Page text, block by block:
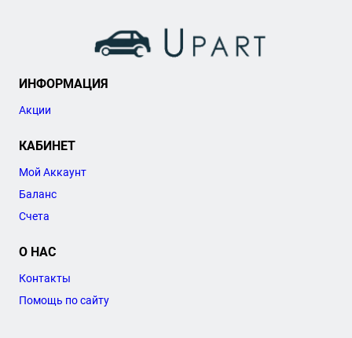
ИНФОРМАЦИЯ
Акции
КАБИНЕТ
Мой Аккаунт
Баланс
Счета
О НАС
Контакты
Помощь по сайту